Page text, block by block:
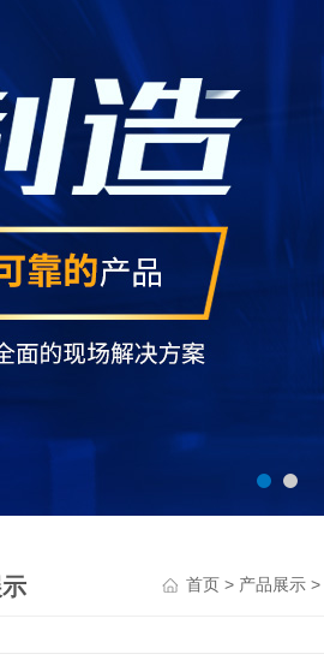
首页 > 产品展示 >